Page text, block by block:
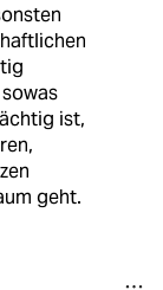
ist,
geht.